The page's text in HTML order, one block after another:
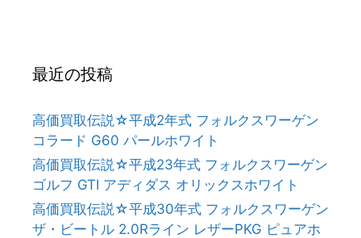
最近の投稿
高価買取伝説☆平成2年式 フォルクスワーゲン
コラード G60 パールホワイト
高価買取伝説☆平成23年式 フォルクスワーゲン
ゴルフ GTI アディダス オリックスホワイト
高価買取伝説☆平成30年式 フォルクスワーゲン
ザ・ビートル 2.0Rライン レザーPKG ピュアホ